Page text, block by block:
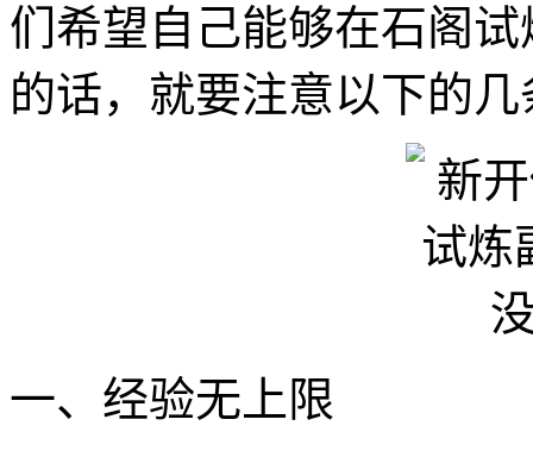
们希望自己能够在石阁
的话，就要注意以下的
一、经验无上限